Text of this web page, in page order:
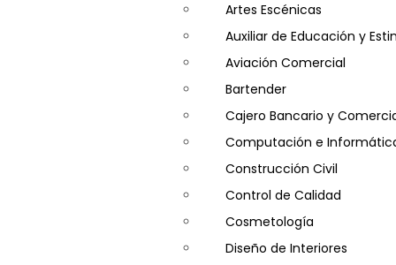
Artes Escénicas
Auxiliar de Educación y
Aviación Comercial
Bartender
Cajero Bancario y
Computación e
Construcción Civil
Control de Calidad
Cosmetología
Diseño de Interiores